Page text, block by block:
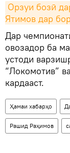
Орзуи бозӣ
Ятимов дар
Дар
овозадор ба
устоди
“Локомотив”
кардааст.
Ҳамаи хабарҳо
Рашид Раҳимов